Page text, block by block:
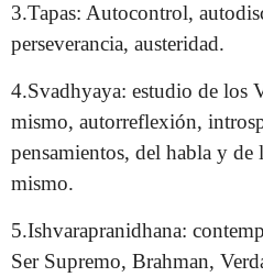
3.Tapas: Autocontrol,
perseverancia, austeridad.
4.Svadhyaya: estudio de los
mismo, autorreflexión,
pensamientos, del habla y de
mismo.
5.Ishvarapranidhana:
Ser Supremo, Brahman,